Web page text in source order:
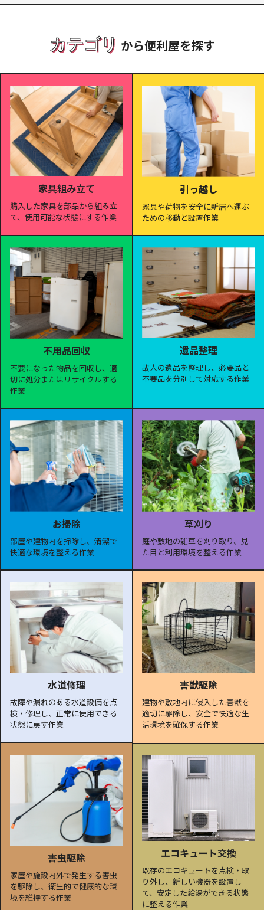
カテゴリ から便利屋を探す
家具組み立て
購入した家具を部品から組み立
て、使用可能な状態にする作業
引っ越し
家具や荷物を安全に新居へ運ぶ
ための移動と設置作業
不用品回収
不要になった物品を回収し、適
切に処分またはリサイクルする
作業
遺品整理
故人の遺品を整理し、必要品と
不要品を分別して対応する作業
お掃除
部屋や建物内を掃除し、清潔で
快適な環境を整える作業
草刈り
庭や敷地の雑草を刈り取り、見
た目と利用環境を整える作業
水道修理
故障や漏れのある水道設備を点
検・修理し、正常に使用できる
状態に戻す作業
害獣駆除
建物や敷地内に侵入した害獣を
適切に駆除し、安全で快適な生
活環境を確保する作業
害虫駆除
家屋や施設内外で発生する害虫
を駆除し、衛生的で健康的な環
境を維持する作業
エコキュート交換
既存のエコキュートを点検・取
り外し、新しい機器を設置し
て、安定した給湯ができる状態
に整える作業